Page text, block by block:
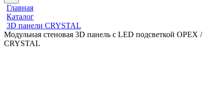
Главная
Каталог
3D панели CRYSTAL
Модульная стеновая 3D панель с LED подсветкой ОРЕХ /
CRYSTAL